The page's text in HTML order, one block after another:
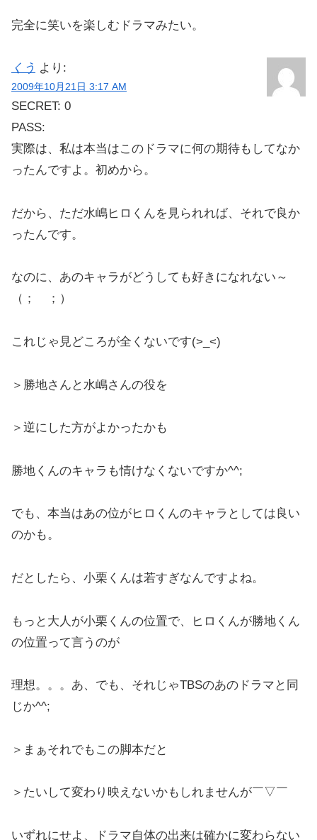
完全に笑いを楽しむドラマみたい。
くう より:
2009年10月21日 3:17 AM
SECRET: 0
PASS:
実際は、私は本当はこのドラマに何の期待もしてなか
ったんですよ。初めから。
だから、ただ水嶋ヒロくんを見られれば、それで良か
ったんです。
なのに、あのキャラがどうしても好きになれない～
（； ；）
これじゃ見どころが全くないです(>_<)
＞勝地さんと水嶋さんの役を
＞逆にした方がよかったかも
勝地くんのキャラも情けなくないですか^^;
でも、本当はあの位がヒロくんのキャラとしては良い
のかも。
だとしたら、小栗くんは若すぎなんですよね。
もっと大人が小栗くんの位置で、ヒロくんが勝地くん
の位置って言うのが
理想。。。あ、でも、それじゃTBSのあのドラマと同
じか^^;
＞まぁそれでもこの脚本だと
＞たいして変わり映えないかもしれませんが￣▽￣ゞ
いずれにせよ、ドラマ自体の出来は確かに変わらない